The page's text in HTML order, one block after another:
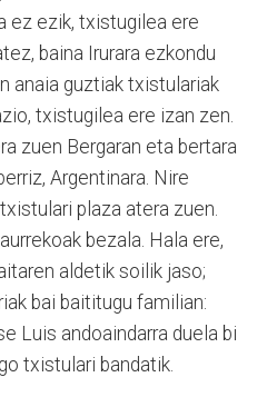
ez ezik, txistugilea ere
baina Irurara ezkondu
anaia guztiak txistulariak
txistugilea ere izan zen.
zuen Bergaran eta bertara
Argentinara. Nire
plaza atera zuen.
bezala. Hala ere,
aldetik soilik jaso;
bai baititugu familian:
Luis andoaindarra duela bi
txistulari bandatik.